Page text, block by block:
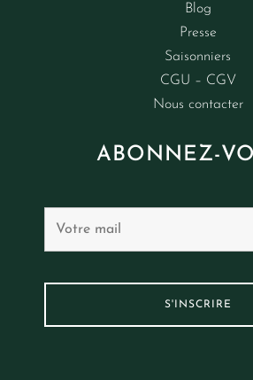
Blog
Presse
Saisonniers
CGU – CGV
Nous contacter
ABONNEZ-